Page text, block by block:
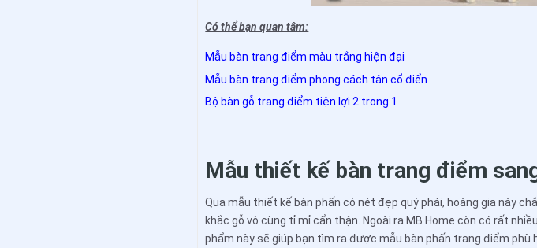
Có thể bạn quan tâm:
Mẫu bàn trang điểm màu trắng hiện đại
Mẫu bàn trang điểm phong cách tân cổ điển
Bộ bàn gỗ trang điểm tiện lợi 2 trong 1
Mẫu thiết kế bàn trang điểm
Qua mẫu thiết kế bàn phấn có nét đẹp quý phái, hoàng gia này
khắc gỗ vô cùng tỉ mỉ cẩn thận. Ngoài ra MB Home còn có rất
phẩm này sẽ giúp bạn tìm ra được mẫu bàn phấn trang điểm phù